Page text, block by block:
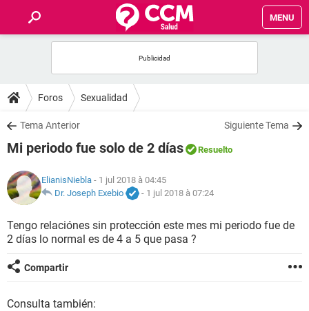
MENU
FORUMS
SALUD
FAMILIA
NUTRICIÓN
BIENESTAR
SEXUALIDAD
GLOSARIO
Foros Sexualidad
Tema Anterior Siguiente Tema
Mi periodo fue solo de 2 días Resuelto
ElianisNiebla - 1 jul 2018 à 04:45
Dr. Joseph Exebio
- 1 jul 2018 à 07:24
Tengo relaciónes sin protección este mes mi periodo fue de
2 días lo normal es de 4 a 5 que pasa ?
Compartir
Consulta también: